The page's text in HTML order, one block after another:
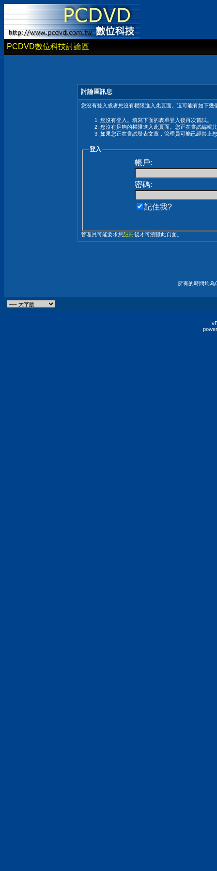
PCDVD數位科技討論區
討論區訊息
您沒有登入或者您沒有權限進入此頁面。這可能有如下幾
您沒有登入。填寫下面的表單登入後再次嘗試。
您沒有足夠的權限進入此頁面。您正在嘗試編輯
如果您正在嘗試發表文章，管理員可能已經禁止
登入
帳戶:
密碼:
記住我?
管理員可能要求您註冊後才可瀏覽此頁面。
所有的時間均為